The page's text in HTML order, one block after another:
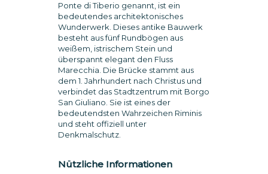
Ponte di Tiberio genannt, ist ein
bedeutendes architektonisches
Wunderwerk. Dieses antike Bauwerk
besteht aus fünf Rundbögen aus
weißem, istrischem Stein und
überspannt elegant den Fluss
Marecchia. Die Brücke stammt aus
dem 1. Jahrhundert nach Christus und
verbindet das Stadtzentrum mit Borgo
San Giuliano. Sie ist eines der
bedeutendsten Wahrzeichen Riminis
und steht offiziell unter
Denkmalschutz.
Nützliche Informationen